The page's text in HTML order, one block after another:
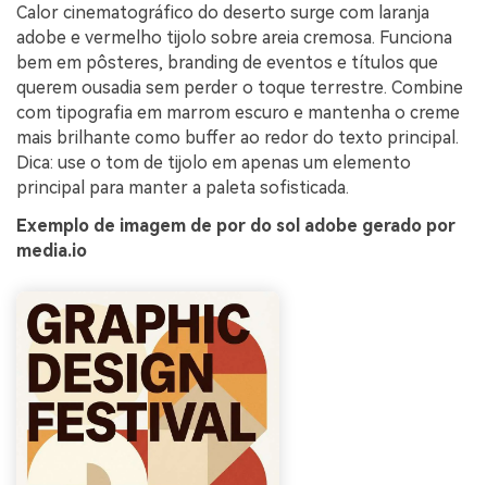
Calor cinematográfico do deserto surge com laranja
adobe e vermelho tijolo sobre areia cremosa. Funciona
bem em pôsteres, branding de eventos e títulos que
querem ousadia sem perder o toque terrestre. Combine
com tipografia em marrom escuro e mantenha o creme
mais brilhante como buffer ao redor do texto principal.
Dica: use o tom de tijolo em apenas um elemento
principal para manter a paleta sofisticada.
Exemplo de imagem de por do sol adobe gerado por
media.io